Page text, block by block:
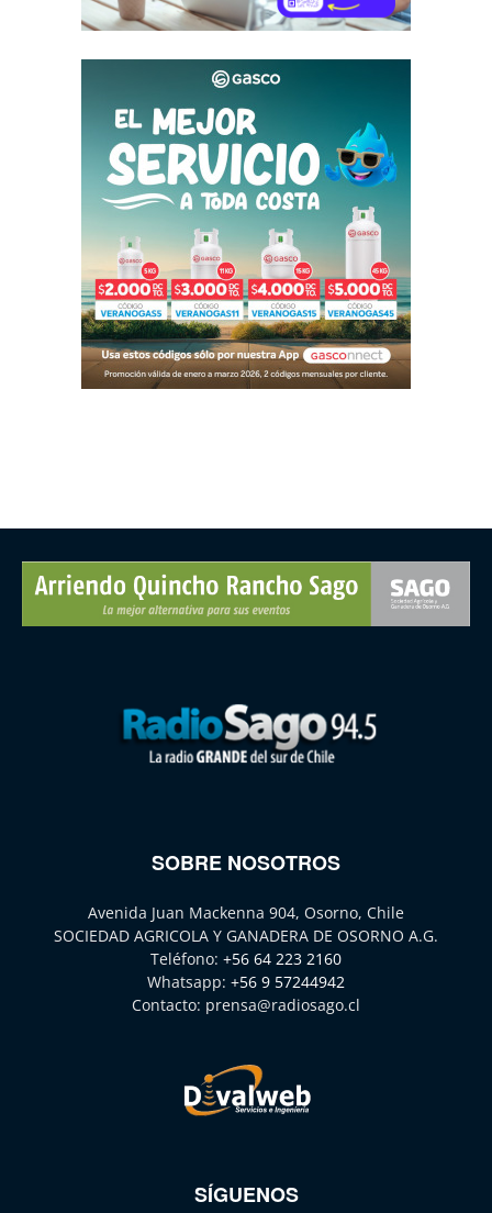
SOBRE NOSOTROS
Avenida Juan Mackenna 904, Osorno, Chile
SOCIEDAD AGRICOLA Y GANADERA DE OSORNO A.G.
Teléfono: +56 64 223 2160
Whatsapp: +56 9 57244942
Contacto: prensa@radiosago.cl
SÍGUENOS